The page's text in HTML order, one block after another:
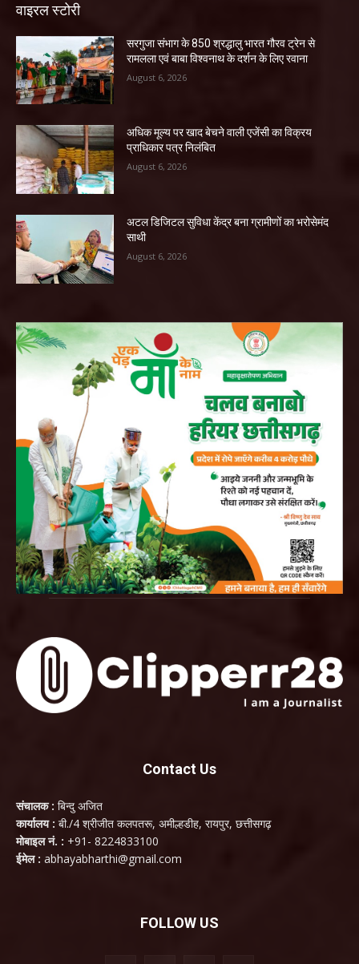
वाइरल स्टोरी
सरगुजा संभाग के 850 श्रद्धालु भारत गौरव ट्रेन से
रामलला एवं बाबा विश्वनाथ के दर्शन के लिए रवाना
August 6, 2026
अधिक मूल्य पर खाद बेचने वाली एजेंसी का विक्रय
प्राधिकार पत्र निलंबित
August 6, 2026
अटल डिजिटल सुविधा केंद्र बना ग्रामीणों का भरोसेमंद
साथी
August 6, 2026
Contact Us
संचालक : बिन्दु अजित
कार्यालय : बी./4 श्रीजीत कलपतरू, अमील्हडीह, रायपुर, छत्तीसगढ़
मोबाइल नं. : +91- 8224833100
ईमेल : abhayabharthi@gmail.com
FOLLOW US